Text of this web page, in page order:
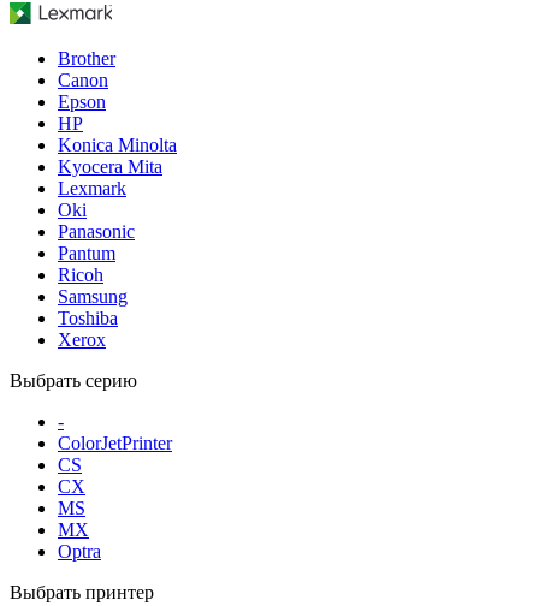
Brother
Canon
Epson
HP
Konica Minolta
Kyocera Mita
Lexmark
Oki
Panasonic
Pantum
Ricoh
Samsung
Toshiba
Xerox
Выбрать серию
-
ColorJetPrinter
CS
CX
MS
MX
Optra
Выбрать принтер